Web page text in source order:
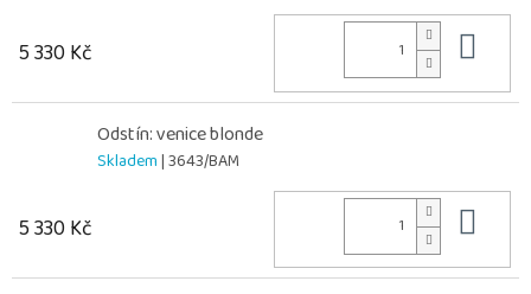
5 330 Kč
Odstín: venice blonde
Skladem| 3643/BAM
5 330 Kč